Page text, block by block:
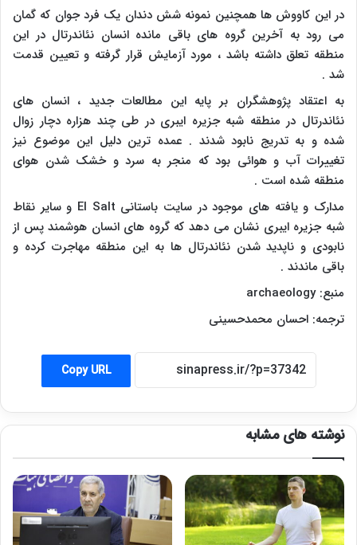
در این کاووش ها همچنین نمونه شش دندان یک فرد جوان که گمان
می رود به آخرین گروه های باقی مانده انسان نئاندرتال در این
منطقه تعلق داشته باشد ، مورد آزمایش قرار گرفته و تعیین قدمت
شد .
به اعتقاد پژوهشگران بر پایه این مطالعات جدید ، انسان های
نئاندرتال در منطقه شبه جزیره ایبری در طی چند هزاره دچار زوال
شده و به تدریج نابود شدند . عمده ترین دلیل این موضوع نیز
تغییرات آب و هوائی بود که منجر به سرد و خشک شدن هوای
منطقه شده است .
مدارک و یافته های موجود در سایت باستانی El Salt و سایر نقاط
شبه جزیره ایبری نشان می دهد که گروه های انسان هوشمند پس از
نابودی و ناپدید شدن نئاندرتال ها به این منطقه مهاجرت کرده و
باقی ماندند .
منبع:archaeology
ترجمه: احسان محمدحسینی
Copy URL
نوشته های مشابه